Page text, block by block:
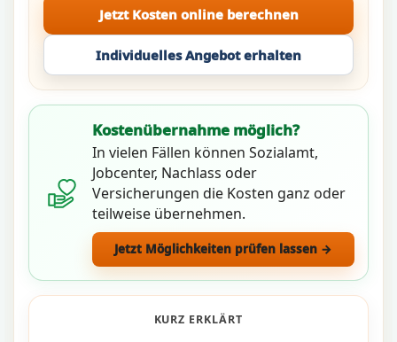
Jetzt Kosten online berechnen
Individuelles Angebot erhalten
Kostenübernahme möglich?
In vielen Fällen können Sozialamt,
Jobcenter, Nachlass oder
Versicherungen die Kosten ganz oder
teilweise übernehmen.
Jetzt Möglichkeiten prüfen lassen →
KURZ ERKLÄRT